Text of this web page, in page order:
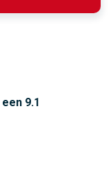
een 9.1